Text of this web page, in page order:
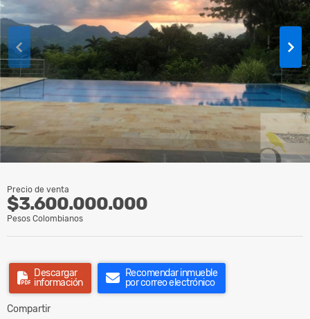
Precio de venta
$3.600.000.000
Pesos Colombianos
Descargar
información
Recomendar inmueble
por correo electrónico
Compartir